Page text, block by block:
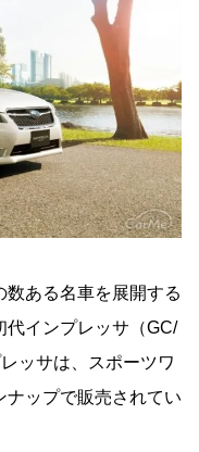
ある名車を展開する
代インプレッサ（GC/
ッサは、スポーツワ
ナップで販売されてい